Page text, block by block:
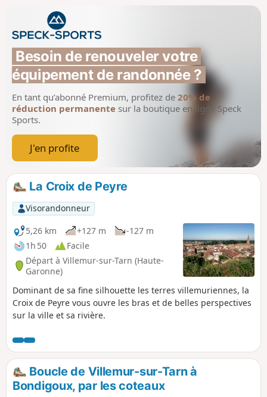
vue exceptionnels et les vallons ombragés
aux ruisseaux discrets. Suite aux
intempéries, le tracé le long du ruisseau a
été fortement endommagé après le (6)
(après la traversée de la D29). Il reste
toutefois accessible en étant vigilant.
Besoin de renouveler votre
équipement de randonnée ?
En tant qu’abonné Premium, profitez de 20% de
réduction permanente sur la boutique en ligne Speck
Sports.
J'en profite
La Croix de Peyre
Visorandonneur
5,26 km
+127 m
-127 m
1h 50
Facile
Départ à Villemur-sur-Tarn (Haute-
Garonne)
Dominant de sa fine silhouette les terres villemuriennes, la
Croix de Peyre vous ouvre les bras et de belles perspectives
sur la ville et sa rivière.
Boucle de Villemur-sur-Tarn à
Bondigoux, par les coteaux